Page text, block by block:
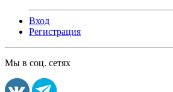
Вход
Регистрация
Мы в соц. сетях